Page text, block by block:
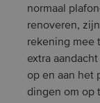
normaal
renoveren,
rekening mee
extra
op en aan het
dingen om op